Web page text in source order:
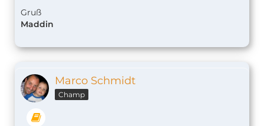
Gruß
Maddin
Marco Schmidt
Champ